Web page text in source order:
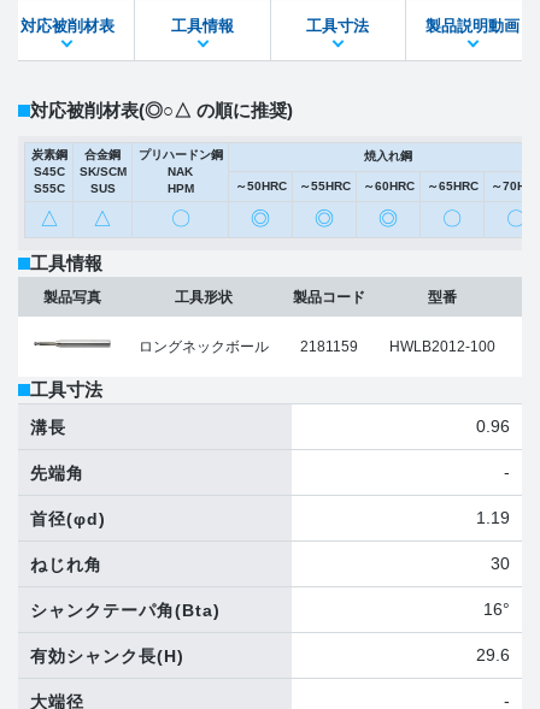
STEPファイル DXFファイル
対応被削材表 工具情報 工具寸法 製品説明動画
対応被削材表(◎○△ の順に推奨)
炭素鋼
S45C
S55C
合金鋼
SK/SCM
SUS
プリハードン鋼
NAK
HPM
焼入れ鋼
～50HRC ～55HRC ～60HRC ～65HRC ～
△ △ 〇 ◎ ◎ ◎ 〇 〇
工具情報
製品写真 工具形状
ロングネックボール
製品コード
2181159
型番
HWLB2012-100
工具寸法
溝長 0.96
先端角 -
首径(φd) 1.19
ねじれ角 30
シャンクテーパ角(Bta) 16°
有効シャンク長(H) 29.6
大端径 -